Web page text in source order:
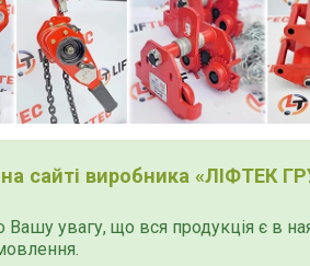
сайті виробника «ЛІФТЕК
Вашу увагу, що вся продукція є в